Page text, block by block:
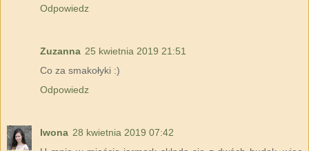
Odpowiedz
Zuzanna 25 kwietnia 2019 21:51
Co za smakołyki :)
Odpowiedz
Iwona 28 kwietnia 2019 07:42